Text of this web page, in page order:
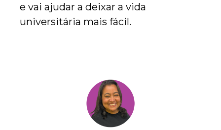
e vai ajudar a deixar a vida
universitária mais fácil.